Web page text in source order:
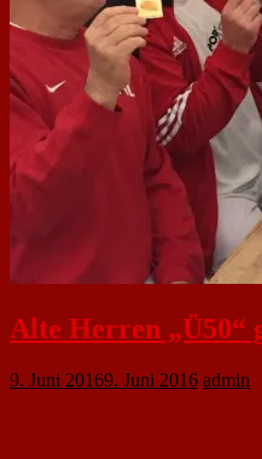
Alte Herren „Ü50“
9. Juni 20169. Juni 2016 admin